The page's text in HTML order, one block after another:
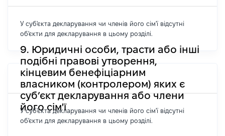
У суб'єкта декларування чи членів його сім'ї відсутні
об'єкти для декларування в цьому розділі.
9. Юридичні особи, трасти або інші
подібні правові утворення,
кінцевим бенефіціарним
власником (контролером) яких є
суб’єкт декларування або члени
його сім'ї
У суб'єкта декларування чи членів його сім'ї відсутні
об'єкти для декларування в цьому розділі.